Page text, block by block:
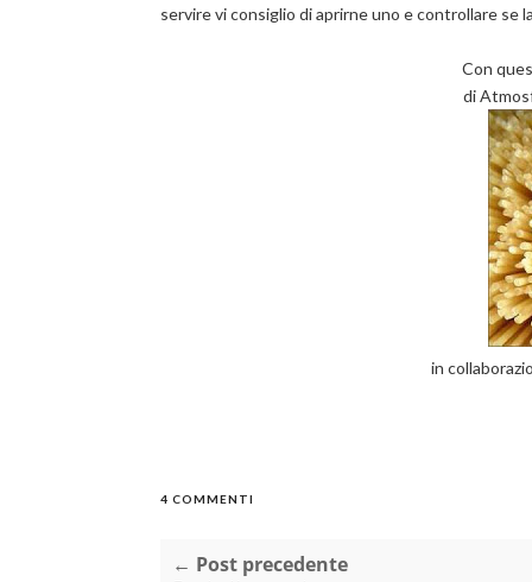
servire vi consiglio di aprirne uno e controllare se
Con
di
in
4 COMMENTI
← Post precedente